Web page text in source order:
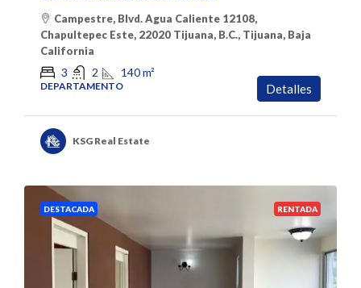
Campestre, Blvd. Agua Caliente 12108,
Chapultepec Este, 22020 Tijuana, B.C., Tijuana, Baja
California
3 2 140m²
DEPARTAMENTO Detalles
KSG Real Estate
DESTACADA RENTADA